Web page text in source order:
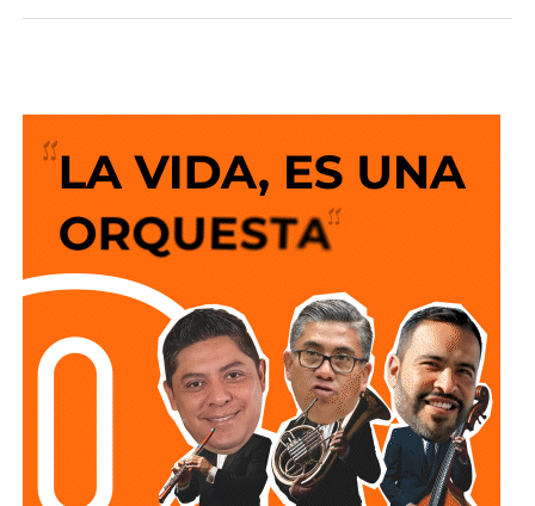
espacio se ha consolidado como un referente en la
700 servicios.
presidenta del DIFseñaló que uno de los mayores
logros es que hoy las personas encuentran un espacio
donde son acompañadas. “Hay que celebrar que
paciente es escuchado, que una familia encuentra
esperanza y que una comunidad avanza”, expresó, al
destacar que el Centroimpulsa una nueva cultura en torno
al bienestar emocional, promoviendo el mensaje de que
pedir ayuda es un derecho y un paso fundamental para
cuidar la salud mental.